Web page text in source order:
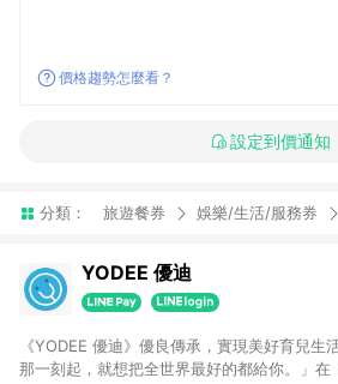
價格趨勢怎麼看？
設定到價通知
分類： 旅遊餐券 娛樂/生活/服務券
YODEE 優迪
《YODEE 優迪》優良傳承，實現美好育兒生
那一刻起，就想把全世界最好的都給你。」在